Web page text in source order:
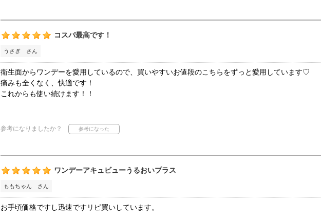
コスパ最高です！
うさぎ さん
衛生面からワンデーを愛用しているので、買いやすいお値段のこちらをずっと愛用しています♡
痛みも全くなく、快適です！
これからも使い続けます！！
参考になりましたか？
ワンデーアキュビューうるおいプラス
ももちゃん さん
お手頃価格ですし迅速ですリピ買いしています。